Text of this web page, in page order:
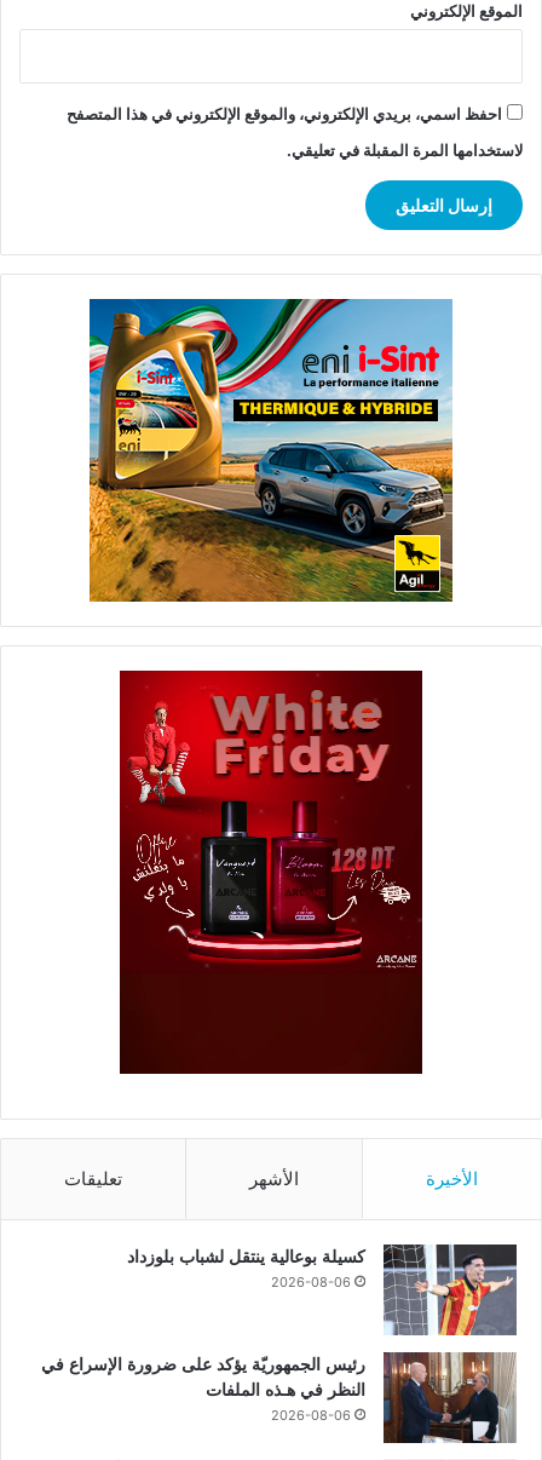
الموقع الإلكتروني
احفظ اسمي، بريدي الإلكتروني، والموقع الإلكتروني في هذا المتصفح
لاستخدامها المرة المقبلة في تعليقي.
الأخيرة الأشهر تعليقات
كسيلة بوعالية ينتقل لشباب بلوزداد
2026-08-06
رئيس الجمهوريّة يؤكد على ضرورة الإسراع في
النظر في هـذه الملفات
2026-08-06